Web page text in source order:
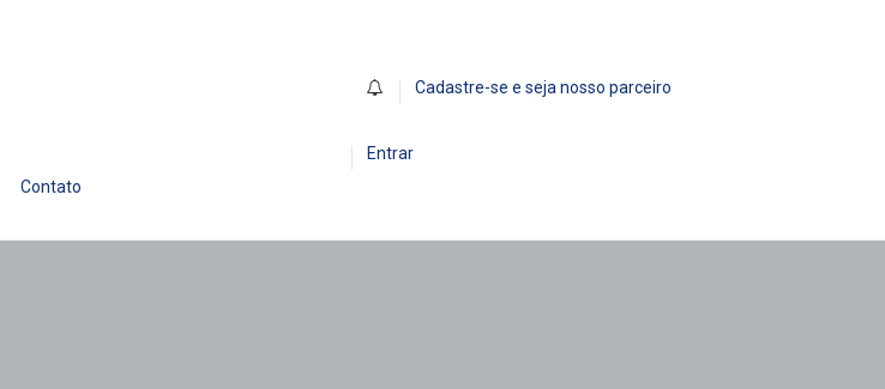
Contato
Cadastre-se e seja nosso parceiro
Entrar